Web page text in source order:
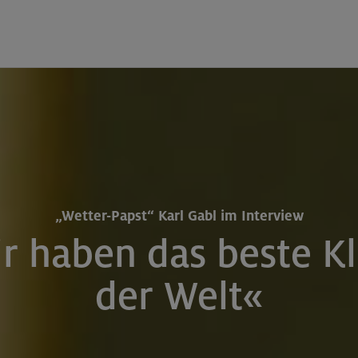
„Wetter-Papst“ Karl Gabl im Interview
haben das beste
der Welt«